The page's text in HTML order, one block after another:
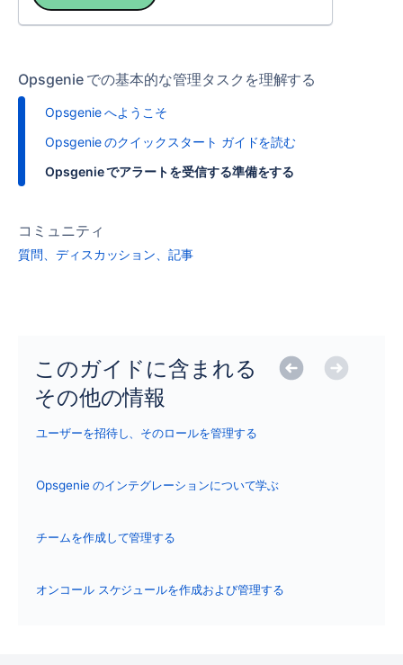
Opsgenie での基本的な管理タスクを理解する
Opsgenie へようこそ
Opsgenie のクイックスタート ガイドを読む
Opsgenie でアラートを受信する準備をする
コミュニティ
質問、ディスカッション、記事
このガイドに含まれる
その他の情報
ユーザーを招待し、そのロールを管理する
Opsgenie のインテグレーションについて学ぶ
チームを作成して管理する
オンコール スケジュールを作成および管理する